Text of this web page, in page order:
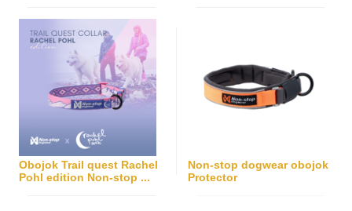
Obojok Trail quest Rachel
Pohl edition Non-stop ...
Non-stop dogwear obojok
Protector